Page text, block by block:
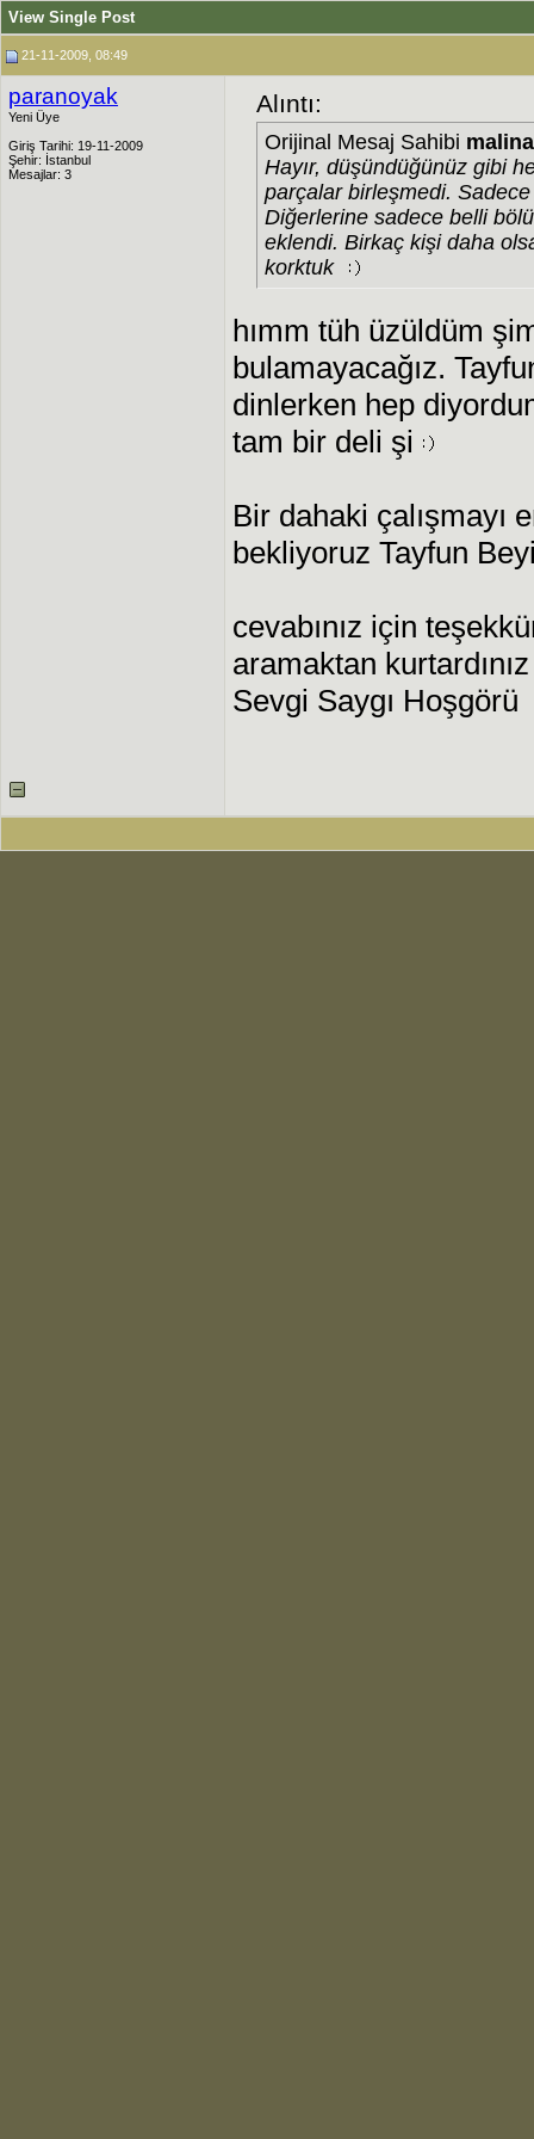
View Single Post
21-11-2009, 08:49
paranoyak
Yeni Üye
Giriş Tarihi: 19-11-2009
Şehir: İstanbul
Mesajlar: 3
Alıntı:
Orijinal Mesaj Sahibi malina
Hayır, düşündüğünüz gibi
parçalar birleşmedi.
Diğerlerine sadece belli
eklendi. Birkaç kişi daha
korktuk
hımm tüh üzüldüm
bulamayacağız.
dinlerken hep
tam bir deli şi
Bir dahaki çalışmayı
bekliyoruz Tayfun
cevabınız için
aramaktan
Sevgi Saygı Hoşgörü